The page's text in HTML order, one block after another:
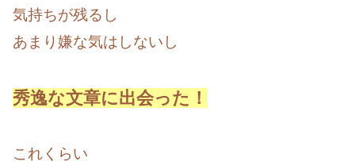
気持ちが残るし
あまり嫌な気はしないし
秀逸な文章に出会った！
これくらい